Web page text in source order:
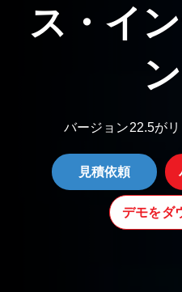
ス・イ
バージョン22.5が
見積依頼
デモをダ